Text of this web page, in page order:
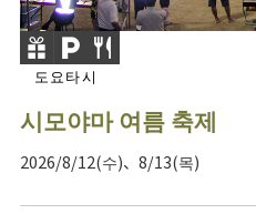
도요타시
시모야마 여름 축제
2026/8/12(수)、8/13(목)